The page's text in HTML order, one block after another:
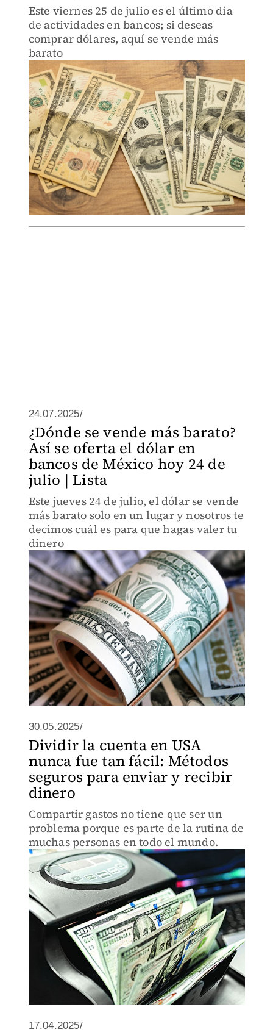
Este viernes 25 de julio es el último día
de actividades en bancos; si deseas
comprar dólares, aquí se vende más
barato
24.07.2025/
¿Dónde se vende más barato?
Así se oferta el dólar en
bancos de México hoy 24 de
julio | Lista
Este jueves 24 de julio, el dólar se vende
más barato solo en un lugar y nosotros te
decimos cuál es para que hagas valer tu
dinero
30.05.2025/
Dividir la cuenta en USA
nunca fue tan fácil: Métodos
seguros para enviar y recibir
dinero
Compartir gastos no tiene que ser un
problema porque es parte de la rutina de
muchas personas en todo el mundo.
17.04.2025/